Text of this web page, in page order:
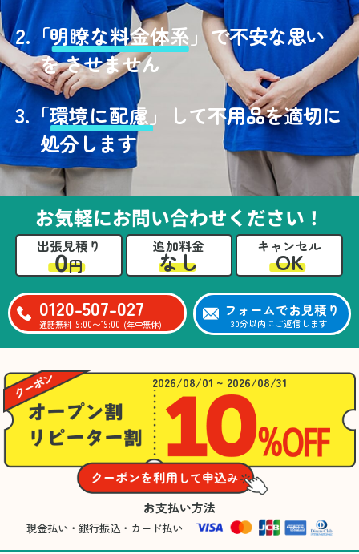
2.「明瞭な料金体系」で不安な思い
を させません
3. 「環境に配慮」
して不用品を適切に
処分します
お気軽にお問い合わせください！
出張見積り
0円
追加料金
なし
キャンセル
OK
0120-507-027
通話無料 9:00〜19:00 (年中無休)
フォームでお見積り
30分以内にご返信します
2026/08/01 ~ 2026/08/31
お支払い方法
現金払い・銀行振込・カード払い